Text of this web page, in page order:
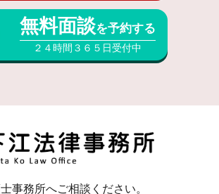
無料面談を予約する
２４時間３６５日受付中
事務所へご相談ください。